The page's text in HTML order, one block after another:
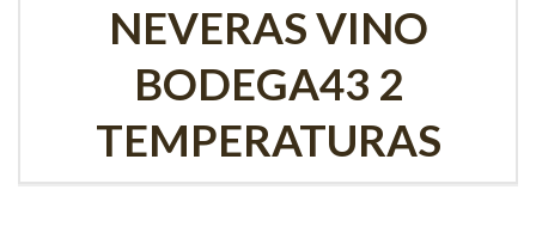
NEVERAS VINO
BODEGA43 2
TEMPERATURAS